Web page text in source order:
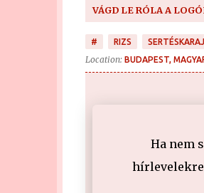
VÁGD LE RÓLA A
# RIZS SERTÉSKARAJ
Location: BUDAPEST,
Ha nem